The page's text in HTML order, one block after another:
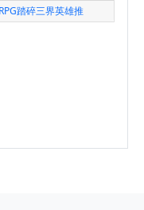
踏碎三界英雄推